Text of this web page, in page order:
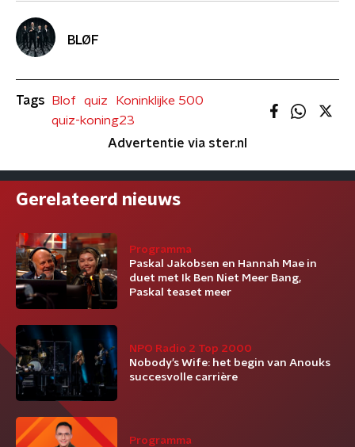
BLØF
Tags Blof quiz
Koninklijke 500
quiz-koning23
Advertentie via ster.nl
Gerelateerd nieuws
Programma
Paskal Jakobsen en Hannah Mae in
duet met Ik Ben Niet Meer Bang,
Paskal teaset meer
NPO Radio 2 Top 2000
Nobody’s Wife: het begin van Anouks
succesvolle carrière
Programma